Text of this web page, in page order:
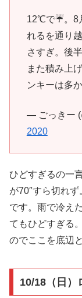
12℃で☔。8
れるを通り
さすぎ。後
また積み上
ンキーは多か
— ごっきー
2020
ひどすぎるの一
が70″すら切れ
です。雨で冷え
てもひどすぎる
のでここを底辺
10/18（日）